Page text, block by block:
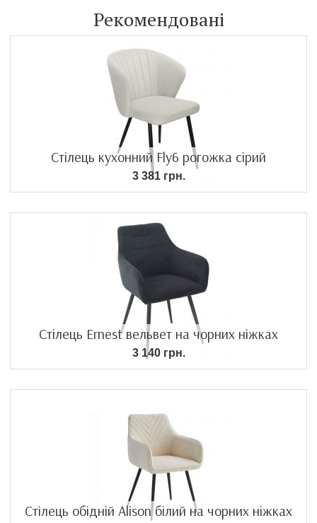
Рекомендовані
Стілець кухонний Fly6 рогожка сірий
3 381 грн.
Стілець Ernest вельвет на чорних ніжках
3 140 грн.
Стілець обідній Alison білий на чорних ніжках